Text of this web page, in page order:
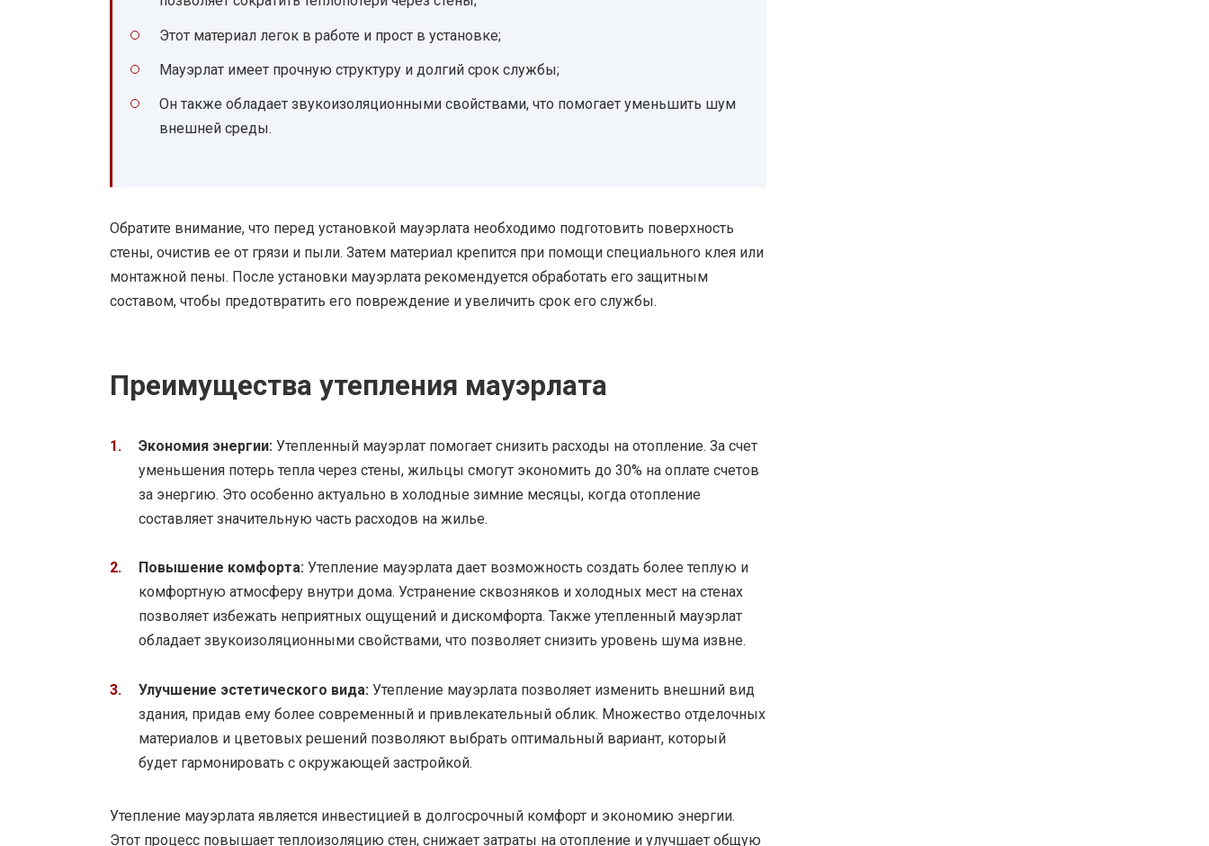
Этот материал легок в работе и прост в установке;
Мауэрлат имеет прочную структуру и долгий срок службы;
Он также обладает звукоизоляционными свойствами, что помогает уменьшить шум
внешней среды.
Обратите внимание, что перед установкой мауэрлата необходимо подготовить поверхность
стены, очистив ее от грязи и пыли. Затем материал крепится при помощи специального клея или
монтажной пены. После установки мауэрлата рекомендуется обработать его защитным
составом, чтобы предотвратить его повреждение и увеличить срок его службы.
Преимущества утепления мауэрлата
Экономия энергии: Утепленный мауэрлат помогает снизить расходы на отопление. За счет
уменьшения потерь тепла через стены, жильцы смогут экономить до 30% на оплате счетов
за энергию. Это особенно актуально в холодные зимние месяцы, когда отопление
составляет значительную часть расходов на жилье.
Повышение комфорта: Утепление мауэрлата дает возможность создать более теплую и
комфортную атмосферу внутри дома. Устранение сквозняков и холодных мест на стенах
позволяет избежать неприятных ощущений и дискомфорта. Также утепленный мауэрлат
обладает звукоизоляционными свойствами, что позволяет снизить уровень шума извне.
Улучшение эстетического вида: Утепление мауэрлата позволяет изменить внешний вид
здания, придав ему более современный и привлекательный облик. Множество отделочных
материалов и цветовых решений позволяют выбрать оптимальный вариант, который
будет гармонировать с окружающей застройкой.
Утепление мауэрлата является инвестицией в долгосрочный комфорт и экономию энергии.
Этот процесс повышает теплоизоляцию стен, снижает затраты на отопление и улучшает общую